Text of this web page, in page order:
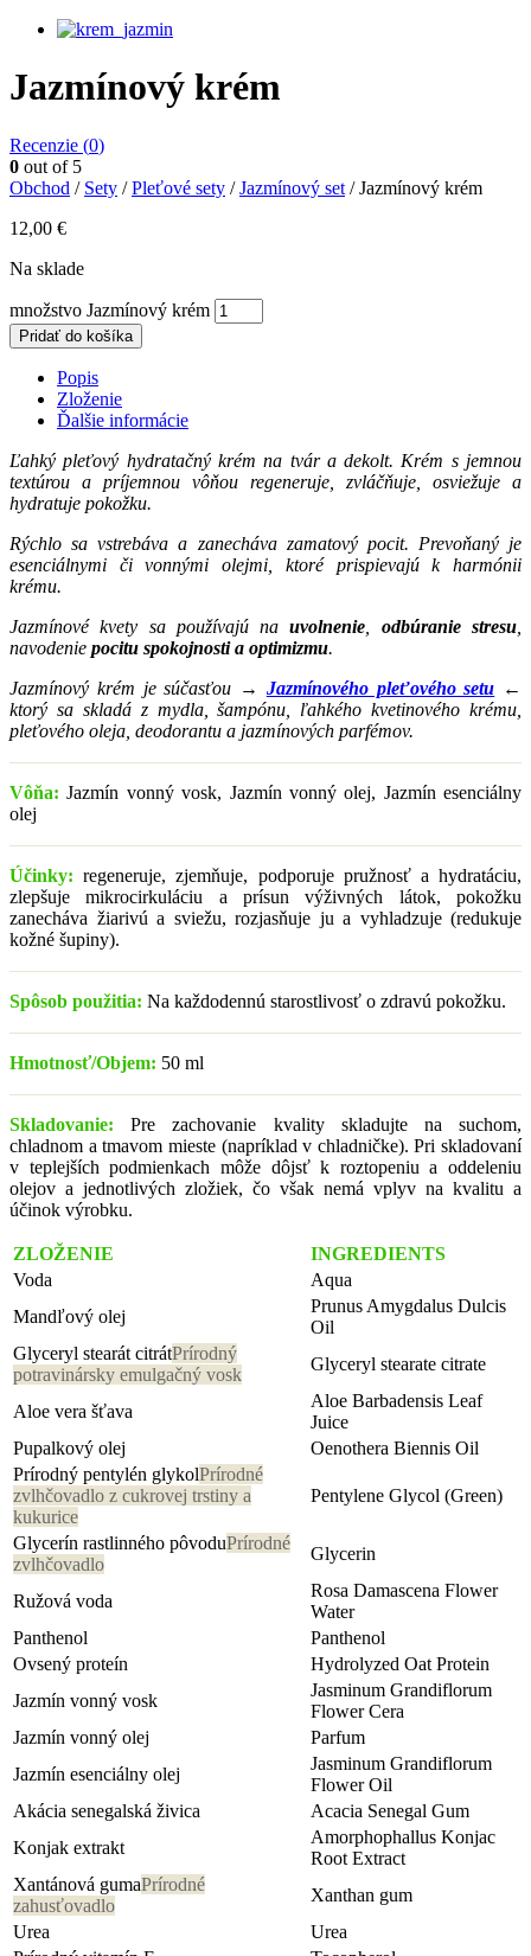
Jazmínový krém
Recenzie (0)
0 out of 5
Obchod / Sety /Pleťové sety /Jazmínový set / Jazmínový krém
12,00 €
Na sklade
množstvo Jazmínový krém
Pridať do košíka
Popis
Zloženie
Ďalšie informácie
Ľahký pleťový hydratačný krém na tvár a dekolt. Krém s jemnou
textúrou a príjemnou vôňou regeneruje, zvláčňuje, osviežuje a
hydratuje pokožku.
Rýchlo sa vstrebáva a zanecháva zamatový pocit. Prevoňaný je
esenciálnymi či vonnými olejmi, ktoré prispievajú k harmónii
krému.
Jazmínové kvety sa používajú nauvolnenie odbúranie stresu
navodenie pocitu spokojnosti a optimizmu.
Jazmínový krém je súčasťou → Jazmínového pleťového setu ←
ktorý sa skladá z mydla, šampónu, ľahkého kvetinového krému,
pleťového oleja, deodorantu a jazmínových parfémov.
Vôňa:Jazmín vonný vosk, Jazmín vonný olej, Jazmín esenciálny
olej
Účinky: regeneruje, zjemňuje, podporuje pružnosť a hydratáciu,
zlepšuje mikrocirkuláciu a prísun výživných látok, pokožku
zanecháva žiarivú a sviežu, rozjasňuje ju a vyhladzuje (redukuje
kožné šupiny).
Spôsob použitia: Na každodennú starostlivosť o zdravú pokožku.
Hmotnosť/Objem: 50 ml
Skladovanie:Pre zachovanie kvality skladujte na suchom,
chladnom a tmavom mieste (napríklad v chladničke). Pri skladovaní
v teplejších podmienkach môže dôjsť k roztopeniu a oddeleniu
olejov a jednotlivých zložiek, čo však nemá vplyv na kvalitu a
účinok výrobku.
ZLOŽENIE
INGREDIENTS
Voda
Aqua
Mandľový olej
Prunus Amygdalus Dulcis
Oil
Glyceryl stearát citrátPrírodný
potravinársky emulgačný vosk
Glyceryl stearate citrate
Aloe vera šťava
Aloe Barbadensis Leaf
Juice
Pupalkový olej
Oenothera Biennis Oil
Prírodný pentylén glykolPrírodné
zvlhčovadlo z cukrovej trstiny a
kukurice
Pentylene Glycol (Green)
Glycerín rastlinného pôvoduPrírodné
zvlhčovadlo
Glycerin
Ružová voda
Rosa Damascena Flower
Water
Panthenol
Panthenol
Ovsený proteín
Hydrolyzed Oat Protein
Jazmín vonný vosk
Jasminum Grandiflorum
Flower Cera
Jazmín vonný olej
Parfum
Jazmín esenciálny olej
Jasminum Grandiflorum
Flower Oil
Akácia senegalská živica
Acacia Senegal Gum
Konjak extrakt
Amorphophallus Konjac
Root Extract
Xantánová gumaPrírodné
zahusťovadlo
Xanthan gum
Urea
Urea